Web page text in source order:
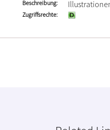
Beschreibung
Zugriffsrechte